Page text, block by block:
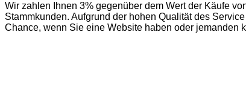
Wir zahlen Ihnen 3% gegenüber dem Wert der Käufe
Stammkunden. Aufgrund der hohen Qualität des
Chance, wenn Sie eine Website haben oder jemanden